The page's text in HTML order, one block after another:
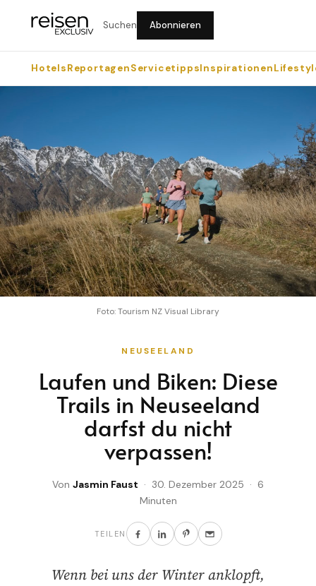
Suchen Abonnieren
HotelsReportagenServicetippsInspirationen
Foto: Tourism NZ Visual Library
NEUSEELAND
Laufen und Biken: Diese
Trails in Neuseeland
darfst du nicht
verpassen!
Von Jasmin Faust · 30. Dezember 2025 · 6
Minuten
TEILEN
Wenn bei uns der Winter anklopft,